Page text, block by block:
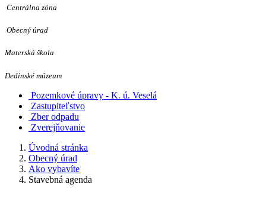
Centrálna zóna
Obecný úrad
Materská škola
Dedinské múzeum
Pozemkové úpravy - K. ú. Veselá
Zastupiteľstvo
Zber odpadu
Zverejňovanie
Úvodná stránka
Obecný úrad
Ako vybavíte
Stavebná agenda